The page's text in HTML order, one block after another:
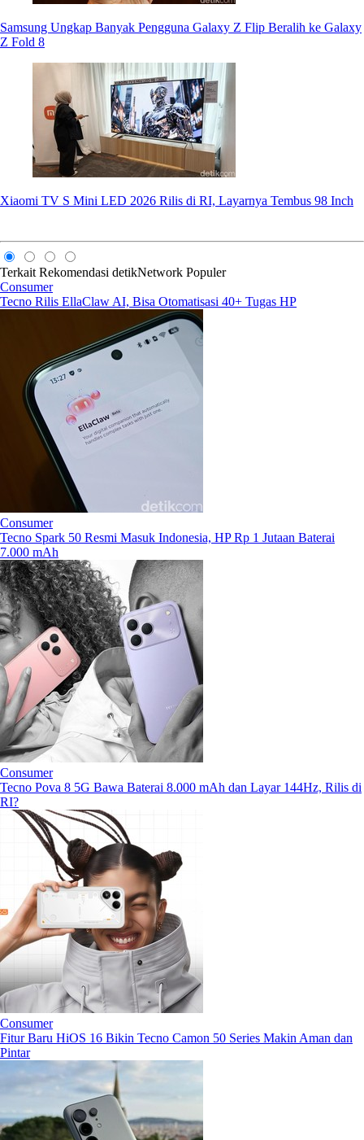
Samsung Ungkap Banyak Pengguna Galaxy Z Flip Beralih ke Galaxy
Z Fold 8
Xiaomi TV S Mini LED 2026 Rilis di RI, Layarnya Tembus 98 Inch
Terkait Rekomendasi detikNetwork Populer
Consumer
Tecno Rilis EllaClaw AI, Bisa Otomatisasi 40+ Tugas HP
Consumer
Tecno Spark 50 Resmi Masuk Indonesia, HP Rp 1 Jutaan Baterai
7.000 mAh
Consumer
Tecno Pova 8 5G Bawa Baterai 8.000 mAh dan Layar 144Hz, Rilis di
RI?
Consumer
Fitur Baru HiOS 16 Bikin Tecno Camon 50 Series Makin Aman dan
Pintar